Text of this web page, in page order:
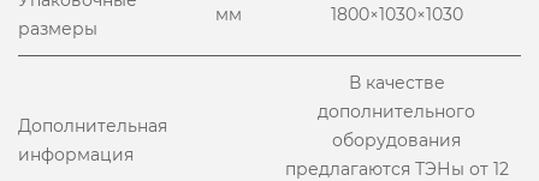
размеры
мм 1800×1030×1030
Дополнительная
информация
В качестве
дополнительного
оборудования
предлагаются ТЭНы от 12